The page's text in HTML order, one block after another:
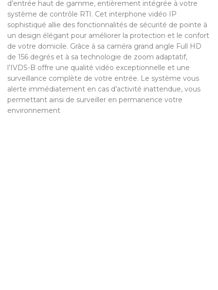
d’entrée haut de gamme, entièrement intégrée à votre
système de contrôle RTI. Cet interphone vidéo IP
sophistiqué allie des fonctionnalités de sécurité de pointe à
un design élégant pour améliorer la protection et le confort
de votre domicile. Grâce à sa caméra grand angle Full HD
de 156 degrés et à sa technologie de zoom adaptatif,
l’IVDS-B offre une qualité vidéo exceptionnelle et une
surveillance complète de votre entrée. Le système vous
alerte immédiatement en cas d’activité inattendue, vous
permettant ainsi de surveiller en permanence votre
environnement